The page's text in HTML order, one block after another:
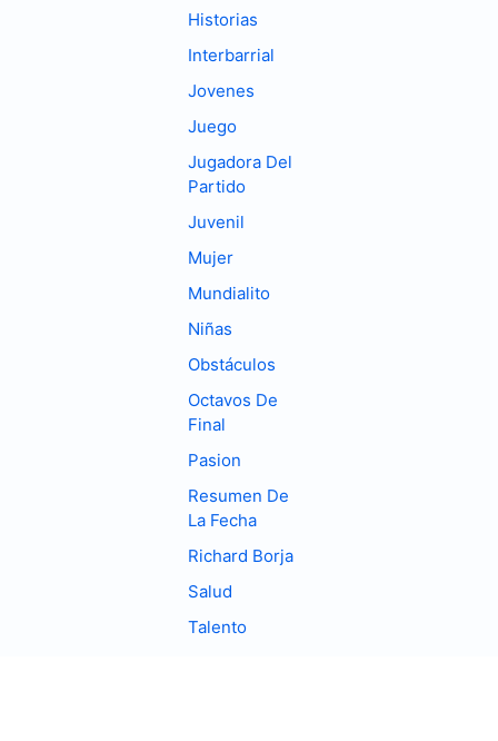
Historias
Interbarrial
Jovenes
Juego
Jugadora Del
Partido
Juvenil
Mujer
Mundialito
Niñas
Obstáculos
Octavos De
Final
Pasion
Resumen De
La Fecha
Richard Borja
Salud
Talento